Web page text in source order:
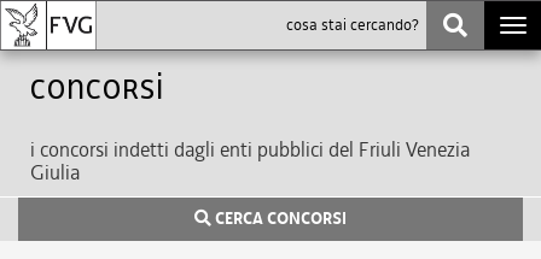
Concorsi
i concorsi indetti dagli enti pubblici del Friuli Venezia
Giulia
CERCA CONCORSI